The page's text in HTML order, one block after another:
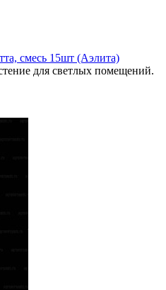
смесь 15шт (Аэлита)
для светлых помещений.